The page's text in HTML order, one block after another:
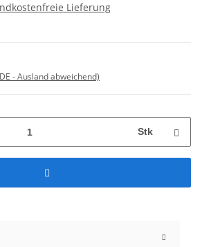
Lieferung
- Ausland abweichend)
Stk